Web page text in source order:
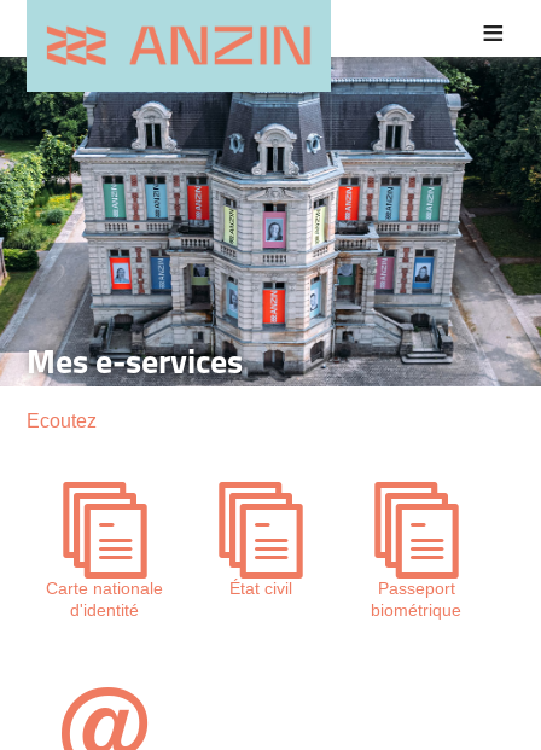
Mes e-services
Ecoutez
Carte nationale
d'identité
état civil
Passeport
biométrique